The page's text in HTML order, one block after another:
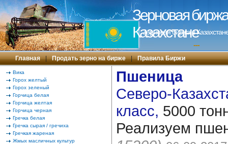
Зерновая
Казахстане
Зерновая биржа в
---
Главная | Продать зерно на бирже | Правила Биржи
Вика
Горох желтый
Горох зеленый
Горчица белая
Горчица желтая
Горчица черная
Гречка белая
Гречка сырая / гречиха
Гречкая жареная
Жмых масличных культур
Пшеница
Северо-
класс, 5000
Реализуем